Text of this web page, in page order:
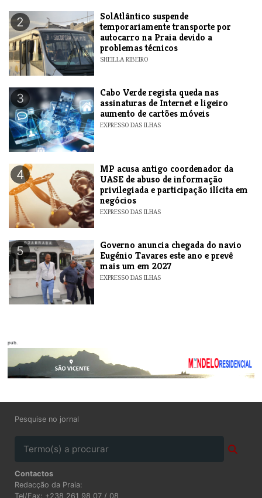
2
SolAtlântico suspende
temporariamente transporte por
autocarro na Praia devido a
problemas técnicos
SHEILLA RIBEIRO
3
Cabo Verde regista queda nas
assinaturas de Internet e ligeiro
aumento de cartões móveis
EXPRESSO DAS ILHAS
4
MP acusa antigo coordenador da
UASE de abuso de informação
privilegiada e participação ilícita em
negócios
EXPRESSO DAS ILHAS
5
Governo anuncia chegada do navio
Eugénio Tavares este ano e prevê
mais um em 2027
EXPRESSO DAS ILHAS
pub.
Pesquise no jornal
Contactos
Redacção da Praia:
Tel/Fax: +238 261 98 07 / 08